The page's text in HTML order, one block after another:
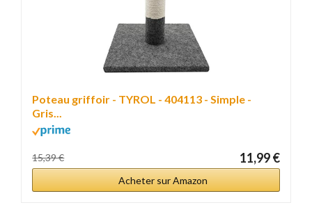
Poteau griffoir - TYROL - 404113 - Simple -
Gris...
15,39 € 11,99 €
Acheter sur Amazon